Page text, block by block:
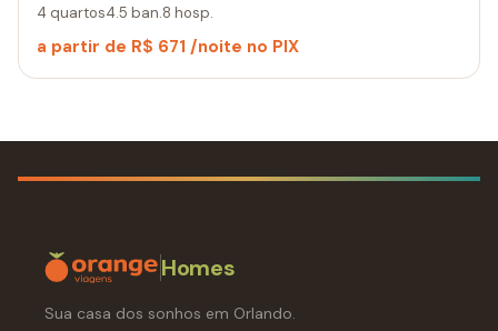
4 quartos4.5 ban.8 hosp.
a partir de R$ 671 /noite no PIX
Homes
Sua casa dos sonhos em Orlando.